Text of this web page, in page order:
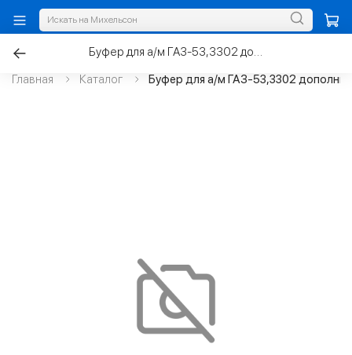
Главная Каталог Буфер для а/м ГАЗ-53,3302